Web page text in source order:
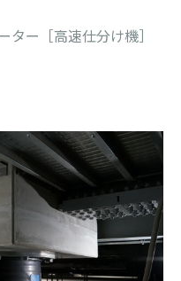
ター［高速仕分け機］